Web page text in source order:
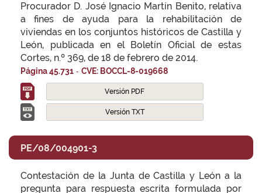
Procurador D. José Ignacio Martín Benito, relativa
a fines de ayuda para la rehabilitación de
viviendas en los conjuntos históricos de Castilla y
León, publicada en el Boletín Oficial de estas
Cortes, n.º 369, de 18 de febrero de 2014.
Página 45.731 - CVE: BOCCL-8-019668
Versión PDF
Versión TXT
PE/08/004901-3
Contestación de la Junta de Castilla y León a la
pregunta para respuesta escrita formulada por